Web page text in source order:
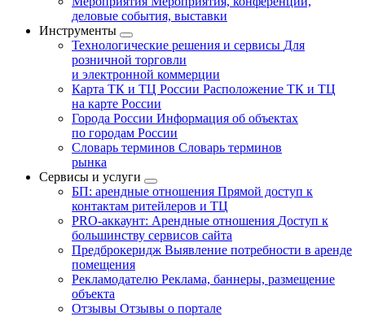
деловые события, выставки
Инструменты
Технологические решения и сервисы Для
розничной торговли
и электронной коммерции
Карта ТК и ТЦ России Расположение ТК и ТЦ
на карте России
Города России Информация об объектах
по городам России
Словарь терминов Словарь терминов
рынка
Сервисы и услуги
БП: арендные отношения Прямой доступ к
контактам ритейлеров и ТЦ
PRO-аккаунт: Арендные отношения Доступ к
большинству сервисов сайта
Предброкеридж Выявление потребности в аренде
помещения
Рекламодателю Реклама, баннеры, размещение
объекта
Отзывы Отзывы о портале